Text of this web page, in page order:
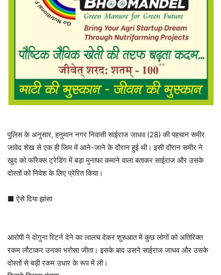
पुलिस के अनुसार, हनुमान नगर निवासी साईराज जाधव (28) की पहचान समीर
जावेद शेख से एक ही जिम में आने-जाने के दौरान हुई थी। इसी दौरान समीर ने
खुद को फॉरेक्स ट्रेडिंग में बड़ा मुनाफा कमाने वाला बताकर साईराज और उसके
दोस्तों को निवेश के लिए प्रेरित किया।
■ ऐसे दिया झांसा
आरोपी ने दोगुना रिटर्न देने का लालच देकर शुरुआत में कुछ लोगों को अतिरिक्त
रकम लौटाकर उनका भरोसा जीता। इसके बाद उसने साईराज जाधव और उसके
दोस्तों से बड़ी रकम उधार के रूप में ली।